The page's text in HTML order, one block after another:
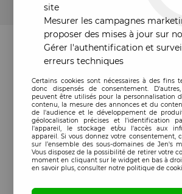
site
Mesurer les campagnes
proposer des mises à jour sur
Gérer l'authentification et
erreurs techniques
Certains cookies sont nécessaires à des fins
donc dispensés de consentement.
peuvent être utilisés pour la personnalisation
contenu, la mesure des annonces et du
de l'audience et le développement de
géolocalisation précises et l'identification
l'appareil, le stockage et/ou l'accès aux
appareil. Si vous donnez votre consentement,
sur l’ensemble des sous-domaines de Jen's
Vous disposez de la possibilité de retirer votre
moment en cliquant sur le widget en bas à
en savoir plus, consulter notre politique de